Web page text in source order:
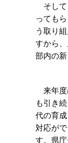
そして
っても
う取り
すから
部内の
来年度
も引き
代の育
対応が
す。県